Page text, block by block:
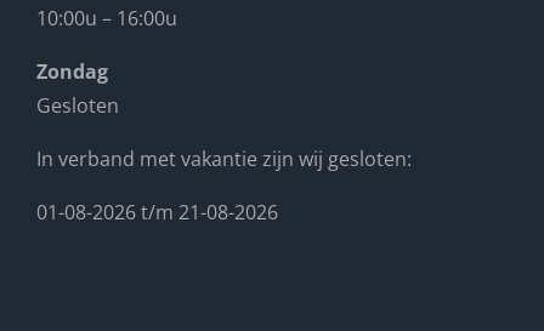
10:00u – 16:00u
Zondag
Gesloten
In verband met vakantie zijn wij gesloten:
01-08-2026 t/m 21-08-2026